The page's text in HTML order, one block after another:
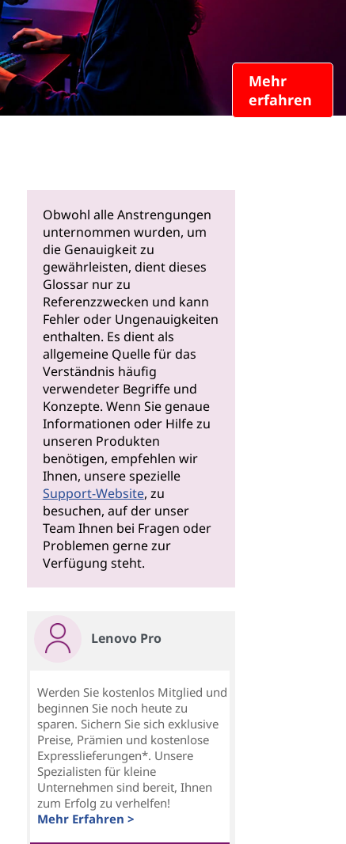
Mehr
erfahren
Obwohl alle Anstrengungen
unternommen wurden, um
die Genauigkeit zu
gewährleisten, dient dieses
Glossar nur zu
Referenzzwecken und kann
Fehler oder Ungenauigkeiten
enthalten. Es dient als
allgemeine Quelle für das
Verständnis häufig
verwendeter Begriffe und
Konzepte. Wenn Sie genaue
Informationen oder Hilfe zu
unseren Produkten
benötigen, empfehlen wir
Ihnen, unsere spezielle
Support-Website, zu
besuchen, auf der unser
Team Ihnen bei Fragen oder
Problemen gerne zur
Verfügung steht.
Lenovo Pro
Werden Sie kostenlos Mitglied und
beginnen Sie noch heute zu
sparen. Sichern Sie sich exklusive
Preise, Prämien und kostenlose
Expresslieferungen*. Unsere
Spezialisten für kleine
Unternehmen sind bereit, Ihnen
zum Erfolg zu verhelfen!
Mehr Erfahren >